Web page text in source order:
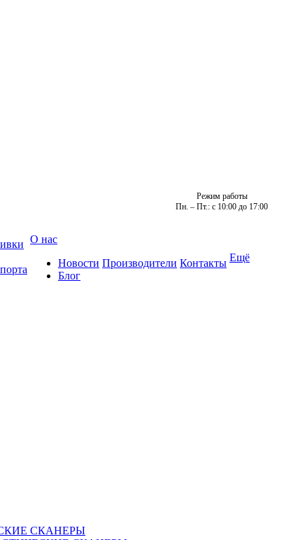
Режим работы
Пн. – Пт.: с 10:00 до 17:00
О нас
Новости
Блог
Производители Контакты Ещё
СКАНЕРЫ